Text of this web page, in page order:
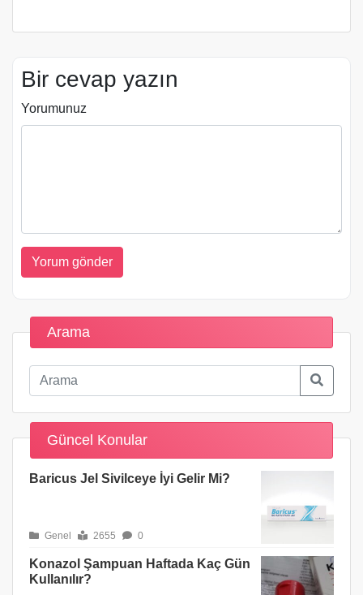
Bir cevap yazın
Yorumunuz
Arama
Güncel Konular
Baricus Jel Sivilceye İyi Gelir Mi?
Genel 2655 0
Konazol Şampuan Haftada Kaç Gün
Kullanılır?